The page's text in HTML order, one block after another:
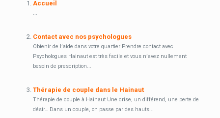
Accueil
...
Contact avec nos psychologues
Obtenir de l’aide dans votre quartier Prendre contact avec
Psychologues Hainaut est très facile et vous n’avez nullement
besoin de prescription...
Thérapie de couple dans le Hainaut
Thérapie de couple à Hainaut Une crise, un différend, une perte de
désir… Dans un couple, on passe par des hauts...